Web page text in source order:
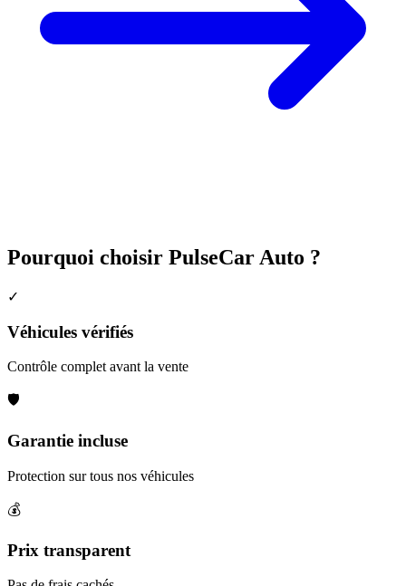
Pourquoi choisir PulseCar Auto ?
✓
Véhicules vérifiés
Contrôle complet avant la vente
🛡️
Garantie incluse
Protection sur tous nos véhicules
💰
Prix transparent